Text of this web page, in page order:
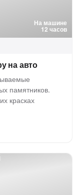
На машине
12 часов
на авто
памятников.
красках